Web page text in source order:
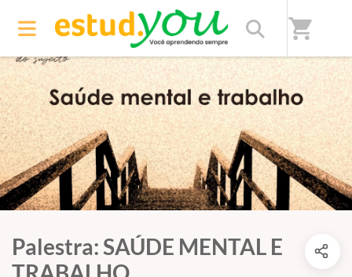
shopping_cart
Palestra: SAÚDE MENTAL E